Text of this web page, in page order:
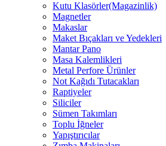
Kutu Klasörler(Magazinlik)
Magnetler
Makaslar
Maket Bıçakları ve Yedekleri
Mantar Pano
Masa Kalemlikleri
Metal Perfore Ürünler
Not Kağıdı Tutacakları
Raptiyeler
Siliciler
Sümen Takımları
Toplu İğneler
Yapıştırıcılar